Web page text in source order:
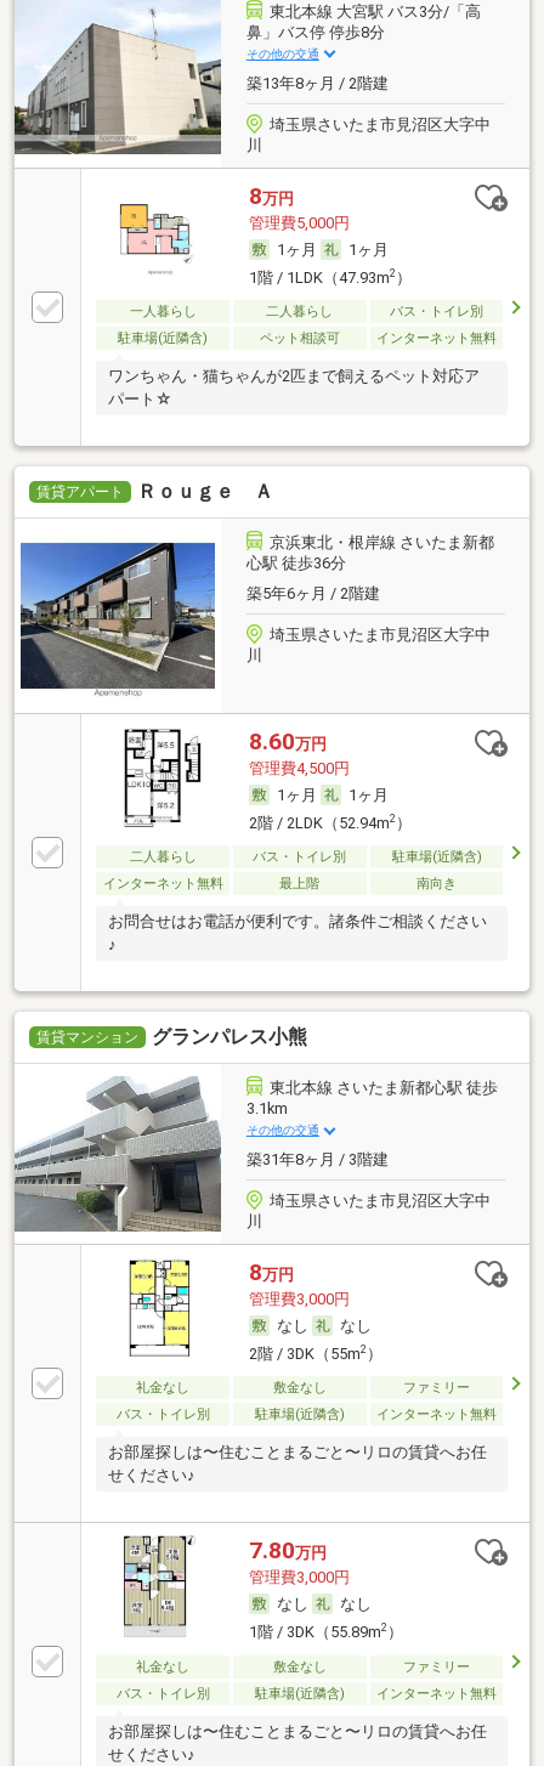
東北本線 大宮駅 バス3分/「高
鼻」バス停 停歩8分
その他の交通
築13年8ヶ月 / 2階建
埼玉県さいたま市見沼区大字中
川
8万円
管理費5,000円
1ヶ月
1ヶ月
1階 / 1LDK（47.93m2）
一人暮らし 二人暮らし
バス・トイレ別
駐車場(近隣含)
ペット相談可 インターネット無料
ワンちゃん・猫ちゃんが2匹まで飼えるペット対応ア
パート☆
賃貸アパート Ｒｏｕｇｅ Ａ
京浜東北・根岸線 さいたま新都
心駅 徒歩36分
築5年6ヶ月 / 2階建
埼玉県さいたま市見沼区大字中
川
8.60万円
管理費4,500円
1ヶ月
1ヶ月
2階 / 2LDK（52.94m2）
二人暮らし バス・トイレ別
駐車場(近隣含)
インターネット無料
最上階 南向き
お問合せはお電話が便利です。諸条件ご相談ください
♪
賃貸マンション グランパレス小熊
東北本線 さいたま新都心駅 徒歩
3.1km
その他の交通
築31年8ヶ月 / 3階建
埼玉県さいたま市見沼区大字中
川
8万円
管理費3,000円
なし
なし
2階 / 3DK（55m2）
礼金なし 敷金なし
ファミリー
バス・トイレ別
駐車場(近隣含) インターネット無料
お部屋探しは〜住むことまるごと〜リロの賃貸へお任
せください♪
7.80万円
管理費3,000円
なし
なし
1階 / 3DK（55.89m2）
礼金なし 敷金なし
ファミリー
バス・トイレ別
駐車場(近隣含) インターネット無料
お部屋探しは〜住むことまるごと〜リロの賃貸へお任
せください♪